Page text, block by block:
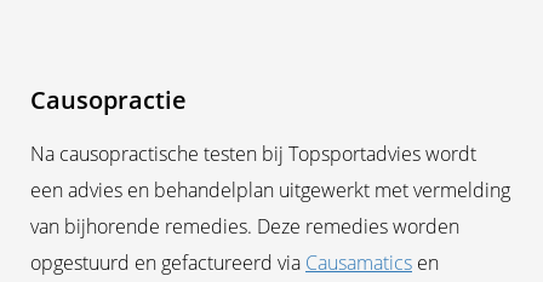
Causopractie
Na causopractische testen bij Topsportadvies wordt
een advies en behandelplan uitgewerkt met vermelding
van bijhorende remedies. Deze remedies worden
opgestuurd en gefactureerd via Causamatics en